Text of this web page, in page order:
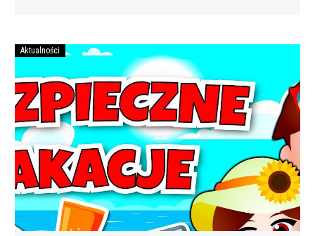
Bezpiecznych
wakacji
Aktualności